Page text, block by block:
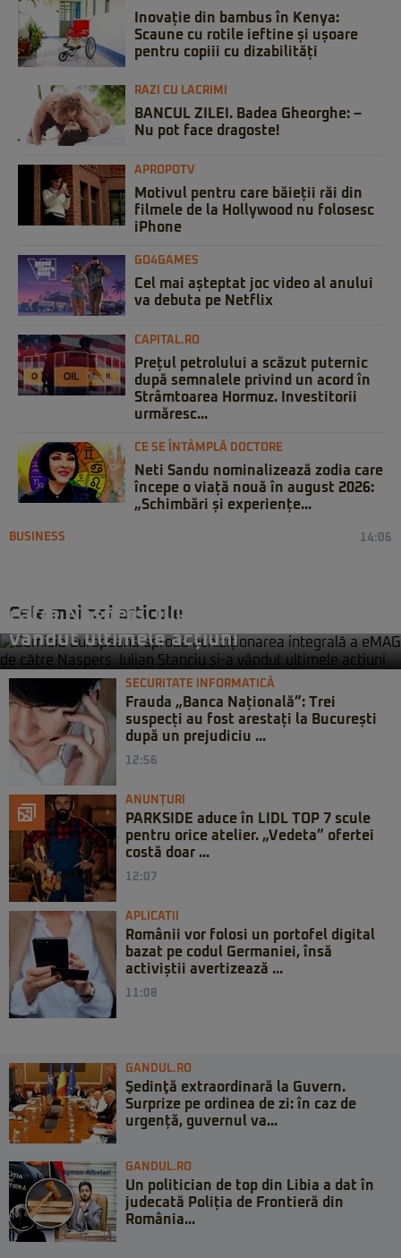
Inovație din bambus în Kenya:
Scaune cu rotile ieftine și ușoare
pentru copiii cu dizabilități
RAZI CU LACRIMI
BANCUL ZILEI. Badea Gheorghe: –
Nu pot face dragoste!
APROPOTV
Motivul pentru care băieții răi din
filmele de la Hollywood nu folosesc
iPhone
GO4GAMES
Cel mai așteptat joc video al anului
va debuta pe Netflix
CAPITAL.RO
Prețul petrolului a scăzut puternic
după semnalele privind un acord în
Strâmtoarea Hormuz. Investitorii
urmăresc...
CE SE ÎNTÂMPLĂ DOCTORE
Neti Sandu nominalizează zodia care
începe o viață nouă în august 2026:
„Schimbări și experiențe...
Cele mai noi articole
BUSINESS 14:06
către Naspers. Iulian Stanciu și-a
vândut ultimele acțiuni
SECURITATE INFORMATICĂ
Frauda „Banca Națională”: Trei
suspecți au fost arestați la București
după un prejudiciu ...
12:56
ANUNȚURI
PARKSIDE aduce în LIDL TOP 7 scule
pentru orice atelier. „Vedeta” ofertei
costă doar ...
12:07
APLICATII
Românii vor folosi un portofel digital
bazat pe codul Germaniei, însă
activiștii avertizează ...
11:08
GANDUL.RO
Şedinţă extraordinară la Guvern.
Surprize pe ordinea de zi: în caz de
urgență, guvernul va...
GANDUL.RO
Un politician de top din Libia a dat în
judecată Poliția de Frontieră din
România...